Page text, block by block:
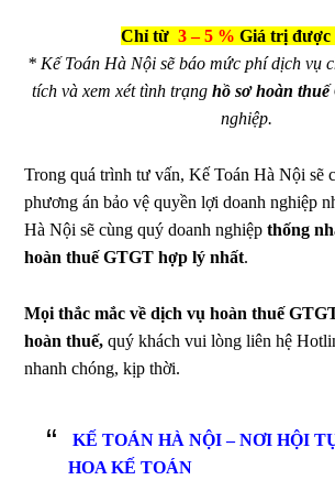
Chỉ từ 3 – 5 % Giá trị được
* Kế Toán Hà Nội sẽ báo mức phí dịch vụ
tích và xem xét tình trạng hồ sơ hoàn
nghiệp.
Trong quá trình tư vấn, Kế Toán Hà Nội sẽ
phương án bảo vệ quyền lợi doanh nghiệp
Hà Nội sẽ cùng quý doanh nghiệp thống
hoàn thuế GTGT hợp lý nhất.
Mọi thắc mắc về dịch vụ hoàn thuế
hoàn thuế, quý khách vui lòng liên hệ
nhanh chóng, kịp thời.
KẾ TOÁN HÀ NỘI – NƠI HỘI
HOA KẾ TOÁN